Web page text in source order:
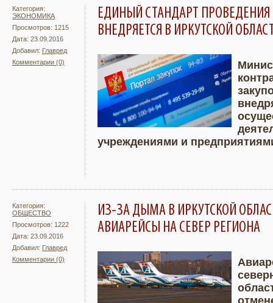
Категория:
ЭКОНОМИКА
Просмотров: 1215
Дата: 23.09.2016
Добавил: Главред
Комментарии (0)
ЕДИНЫЙ СТАНДАРТ
ВНЕДРЯЕТСЯ В ИРКУТСКОЙ
Подробнее
учреждениями и
Категория:
ОБЩЕСТВО
Просмотров: 1222
Дата: 23.09.2016
Добавил: Главред
Комментарии (0)
ИЗ-ЗА ДЫМА В ИРКУТСКОЙ
АВИАРЕЙСЫ НА СЕВЕР РЕГИОНА
Подробнее